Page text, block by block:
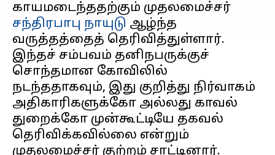
காயமடைந்ததற்கும் முதலமைச்சர்
சந்திரபாபு நாயுடு ஆழ்ந்த
வருத்தத்தைத் தெரிவித்துள்ளார்.
இந்தச் சம்பவம் தனிநபருக்குச்
சொந்தமான கோவிலில்
நடந்ததாகவும், இது குறித்து நிர்வாகம்
அதிகாரிகளுக்கோ அல்லது காவல்
துறைக்கோ முன்கூட்டியே தகவல்
தெரிவிக்கவில்லை என்றும்